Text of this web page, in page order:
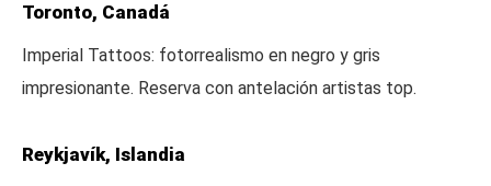
Toronto, Canadá
Imperial Tattoos: fotorrealismo en negro y gris
impresionante. Reserva con antelación artistas top.
Reykjavík, Islandia